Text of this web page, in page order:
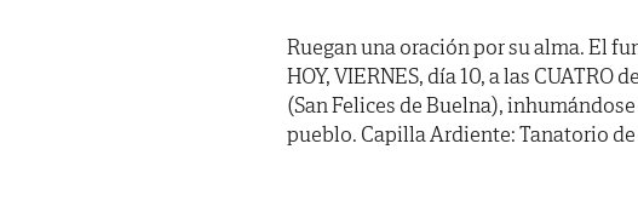
Ruegan una oración por su alma. El
HOY, VIERNES, día 10, a las
(San Felices de Buelna),
pueblo. Capilla Ardiente: Tanatorio de